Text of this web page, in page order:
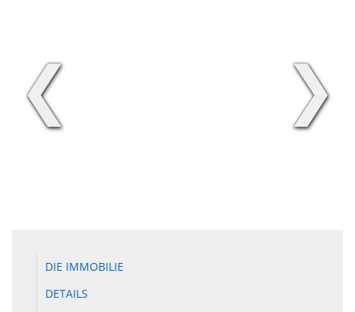
❮ ❯
DIE IMMOBILIE
DETAILS